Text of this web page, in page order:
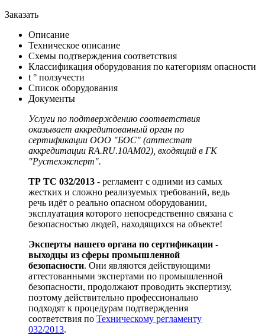
Заказать
Описание
Техническое описание
Схемы подтверждения соответствия
Классификация оборудования по категориям опасности
t ° ползучести
Список оборудования
Документы
Услуги по подтверждению соответствия
оказывает аккредитованный орган по
сертификации ООО "БОС" (аттестат
аккредитации RA.RU.10АМ02), входящий в ГК
"Рустехэксперт".
ТР ТС 032/2013 - регламент с одними из самых
жестких и сложно реализуемых требований, ведь
речь идёт о реально опасном оборудовании,
эксплуатация которого непосредственно связана с
безопасностью людей, находящихся на объекте!
Эксперты нашего органа по сертификации -
выходцы из сферы промышленной
безопасности. Они являются действующими
аттестованными экспертами по промышленной
безопасности, продолжают проводить экспертизу,
поэтому действительно профессионально
подходят к процедурам подтверждения
соответствия по Техническому регламенту
032/2013.